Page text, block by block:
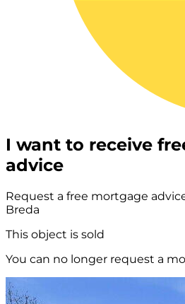
I want to receive
advice
Request a free mortgage
Breda
This object is sold
You can no longer request a